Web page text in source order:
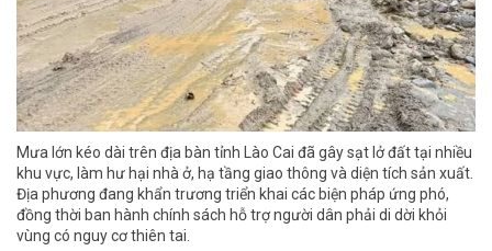
Mưa lớn kéo dài trên địa bàn tỉnh Lào Cai đã gây sạt lở đất tại nhiều
khu vực, làm hư hại nhà ở, hạ tầng giao thông và diện tích sản xuất.
Địa phương đang khẩn trương triển khai các biện pháp ứng phó,
đồng thời ban hành chính sách hỗ trợ người dân phải di dời khỏi
vùng có nguy cơ thiên tai.